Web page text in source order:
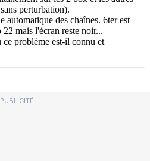
PUBLICITÉ